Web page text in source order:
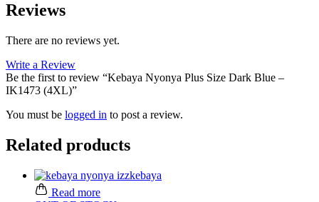
Reviews
There are no reviews yet.
Write a Review
Be the first to review “Kebaya Nyonya Plus Size Dark Blue –
IK1473 (4XL)”
You must be logged in to post a review.
Related products
Read more